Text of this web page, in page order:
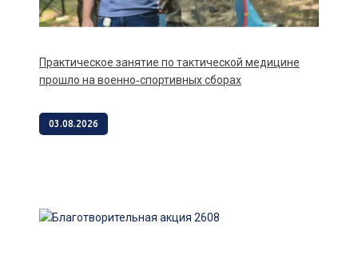
Практическое занятие по тактической медицине
прошло на военно‑спортивных сборах
03.08.2026